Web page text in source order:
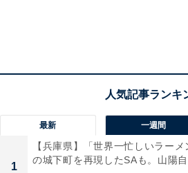
最新 一週間
1
【兵庫県】「世界一忙しいラー
の城下町を再現したSAも。山陽自